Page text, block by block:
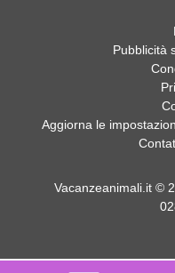
Pubblicità
Aggiorna le
Vacanzeanimali.it ©